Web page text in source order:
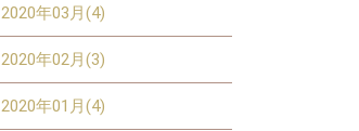
2020年03月(4)
2020年02月(3)
2020年01月(4)